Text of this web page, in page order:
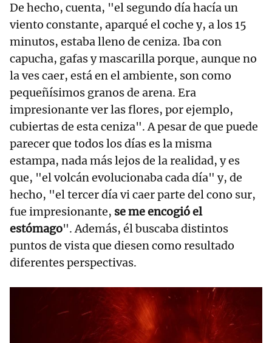
De hecho, cuenta, "el segundo día hacía un
viento constante, aparqué el coche y, a los 15
minutos, estaba lleno de ceniza. Iba con
capucha, gafas y mascarilla porque, aunque no
la ves caer, está en el ambiente, son como
pequeñísimos granos de arena. Era
impresionante ver las flores, por ejemplo,
cubiertas de esta ceniza". A pesar de que puede
parecer que todos los días es la misma
estampa, nada más lejos de la realidad, y es
que, "el volcán evolucionaba cada día" y, de
hecho, "el tercer día vi caer parte del cono sur,
fue impresionante, se me encogió el
estómago". Además, él buscaba distintos
puntos de vista que diesen como resultado
diferentes perspectivas.